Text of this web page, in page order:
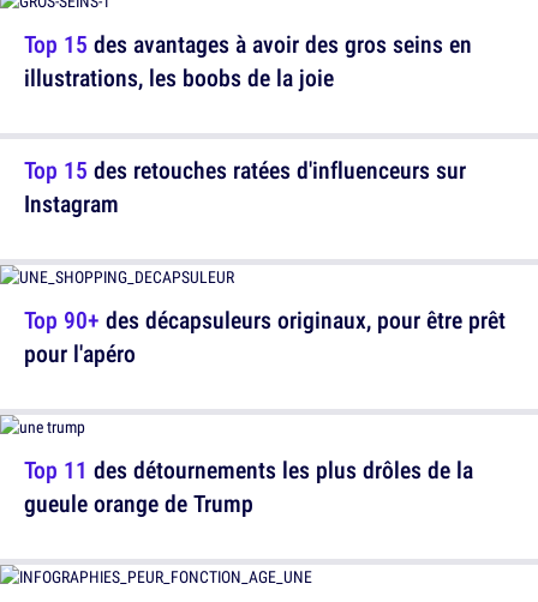
Top 15 des avantages à avoir des gros seins en
illustrations, les boobs de la joie
Top 90+ des décapsuleurs originaux, pour être prêt
pour l'apéro
Top 15 des retouches ratées d'influenceurs sur
Instagram
Top 11 des détournements les plus drôles de la
gueule orange de Trump